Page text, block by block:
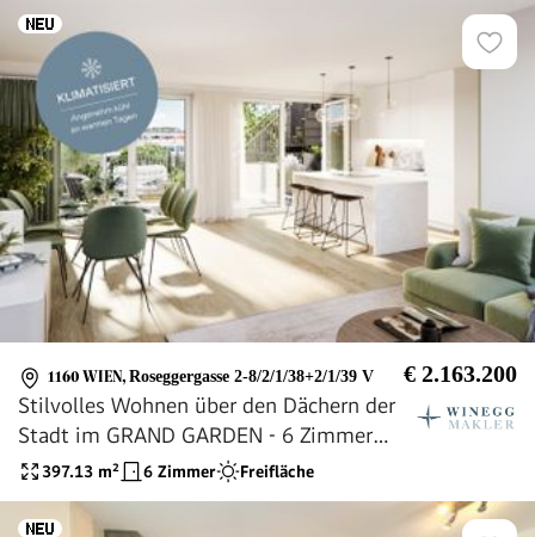
1160 WIEN, Roseggergasse 2-8/2/1/38+2/1/39 V € 2.163.200
Stilvolles Wohnen über den Dächern der
Stadt im GRAND GARDEN - 6 Zimmer
Dachgeschosswohnung
397.13 m² 6 Zimmer Freifläche